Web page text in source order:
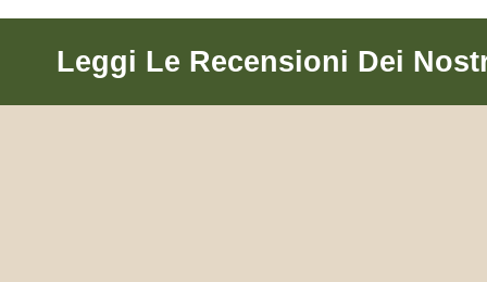
Leggi Le Recensioni Dei